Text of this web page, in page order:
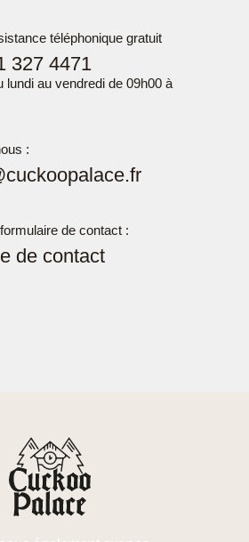
téléphonique gratuit
327 4471
lundi au vendredi de 09h00 à
:
de contact :
de contact